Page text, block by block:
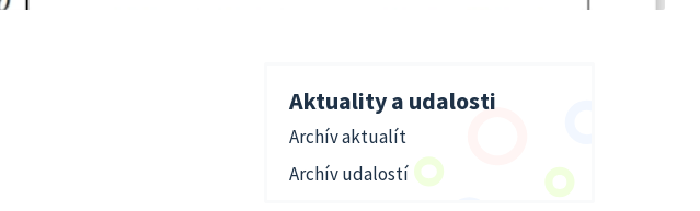
Aktuality a udalosti
Archív aktualít
Archív udalostí